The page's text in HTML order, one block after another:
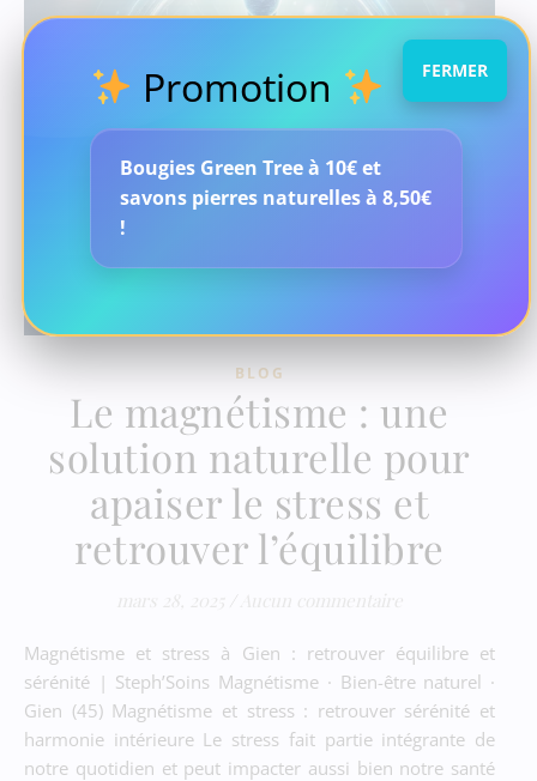
BLOG
Le magnétisme : une
solution naturelle pour
apaiser le stress et
retrouver l’équilibre
mars 28, 2025 Aucun commentaire
Magnétisme et stress à Gien : retrouver équilibre et
sérénité | Steph’Soins Magnétisme · Bien-être naturel ·
Gien (45) Magnétisme et stress : retrouver sérénité et
harmonie intérieure Le stress fait partie intégrante de
notre quotidien et peut impacter aussi bien notre santé
Promotion
Bougies Green Tree à 10€ et
savons pierres naturelles à 8,50€
!
FERMER